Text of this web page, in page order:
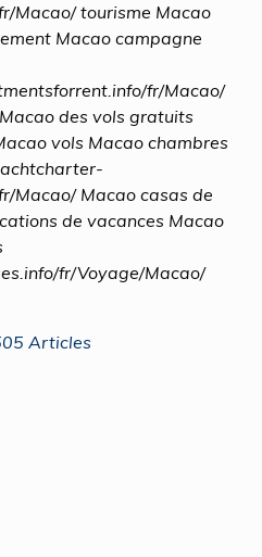
Macao/ tourisme Macao
Macao campagne
fr/Macao/
des vols gratuits
vols Macao chambres
Macao/ Macao casas de
de vacances Macao
fr/Voyage/Macao/
Articles